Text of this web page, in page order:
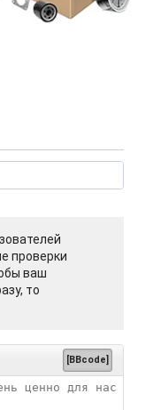
проверки
ваш
то
[BBcode]